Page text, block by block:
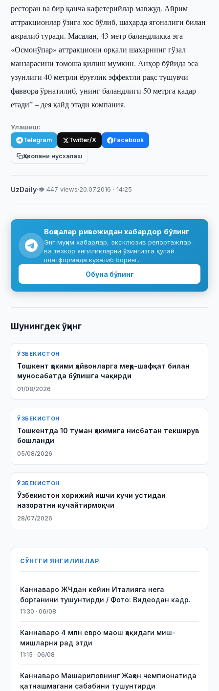
ресторан ва бир қанча кафетерийлар мавжуд. Айрим
аттракционлар ўзига хос бўлиб, шаҳарда ягоналиги билан
ажралиб туради. Масалан, 43 метр баландликка эга
«Осмонўпар» аттракциони орқали шаҳарнинг гўзал
манзарасини томоша қилиш мумкин. Анҳор бўйида эса
узунлиги 40 метрли ёруғлик эффектли рақс тушувчи
фаввора ўрнатилиб, унинг баландлиги 50 метрга қадар
етади” – дея қайд этади компания.
Улашиш:
Telegram Twitter/X Facebook
Ҳаволани нусхалаш
UzDaily·👁 447 views·20.07.2016 · 14:25
Воқеалар ривожидан хабардор бўлинг
Энг муҳим хабарлар, эксклюзив репортажлар
ва тезкор янгиликларни ўзингизга қулай
платформада кузатиб боринг.
Обуна бўлинг
Шунингдек ўқинг
ЎЗБЕКИСТОН
Тошкент ҳокими ҳайвонларга меҳр-шафқат билан
муносабатда бўлишга чақирди
01/08/2026
ЎЗБЕКИСТОН
Тошкентда 10 туман ҳокимига нисбатан текширув
бошланди
05/08/2026
ЎЗБЕКИСТОН
Ўзбекистон хорижий ишчи кучи устидан
назоратни кучайтирмоқчи
28/07/2026
СЎНГГИ ЯНГИЛИКЛАР
Каннаваро ЖЧдан кейин Италияга нега
борганини тушунтирди / Фото: Видеодан кадр.
11:30 · 06/08
Каннаваро 4 млн евро маош ҳақидаги миш-
мишларни рад этди
11:15 · 06/08
Каннаваро Машариповнинг Жаҳон чемпионатида
қатнашмагани сабабини тушунтирди